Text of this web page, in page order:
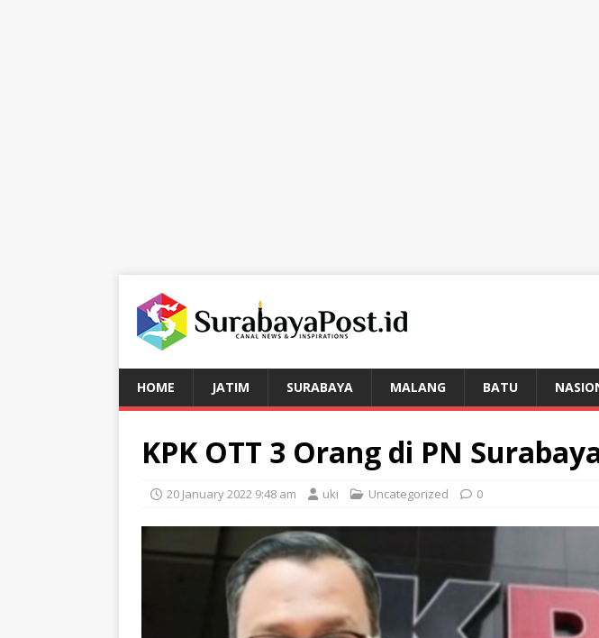
HOME JATIM SURABAYA MALANG BATU
KPK OTT 3 Orang di PN
20 January 2022 9:48 am uki Uncategorized 0